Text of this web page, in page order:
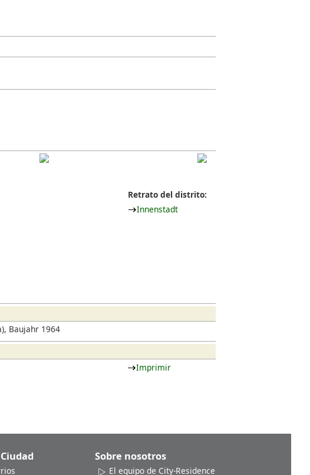
Retrato del distrito:
Innenstadt
Baujahr 1964
Imprimir
Sobre nosotros
El equipo de City-Residence